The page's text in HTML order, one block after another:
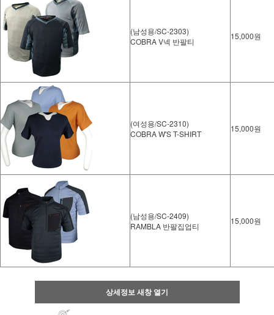
(남성용/SC-2303)
COBRA V넥 반팔티
15,000원
(여성용/SC-2310)
COBRA W'S T-SHIRT
15,000원
(남성용/SC-2409)
RAMBLA 반팔집업티
15,000원
상세정보 새창 열기